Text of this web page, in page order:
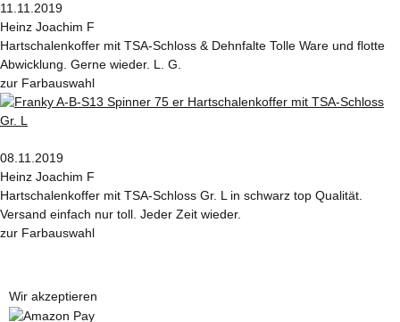
11.11.2019
Heinz Joachim F
Hartschalenkoffer mit TSA-Schloss & Dehnfalte Tolle Ware und flotte
Abwicklung. Gerne wieder. L. G.
zur Farbauswahl
08.11.2019
Heinz Joachim F
Hartschalenkoffer mit TSA-Schloss Gr. L in schwarz top Qualität.
Versand einfach nur toll. Jeder Zeit wieder.
zur Farbauswahl
Wir akzeptieren